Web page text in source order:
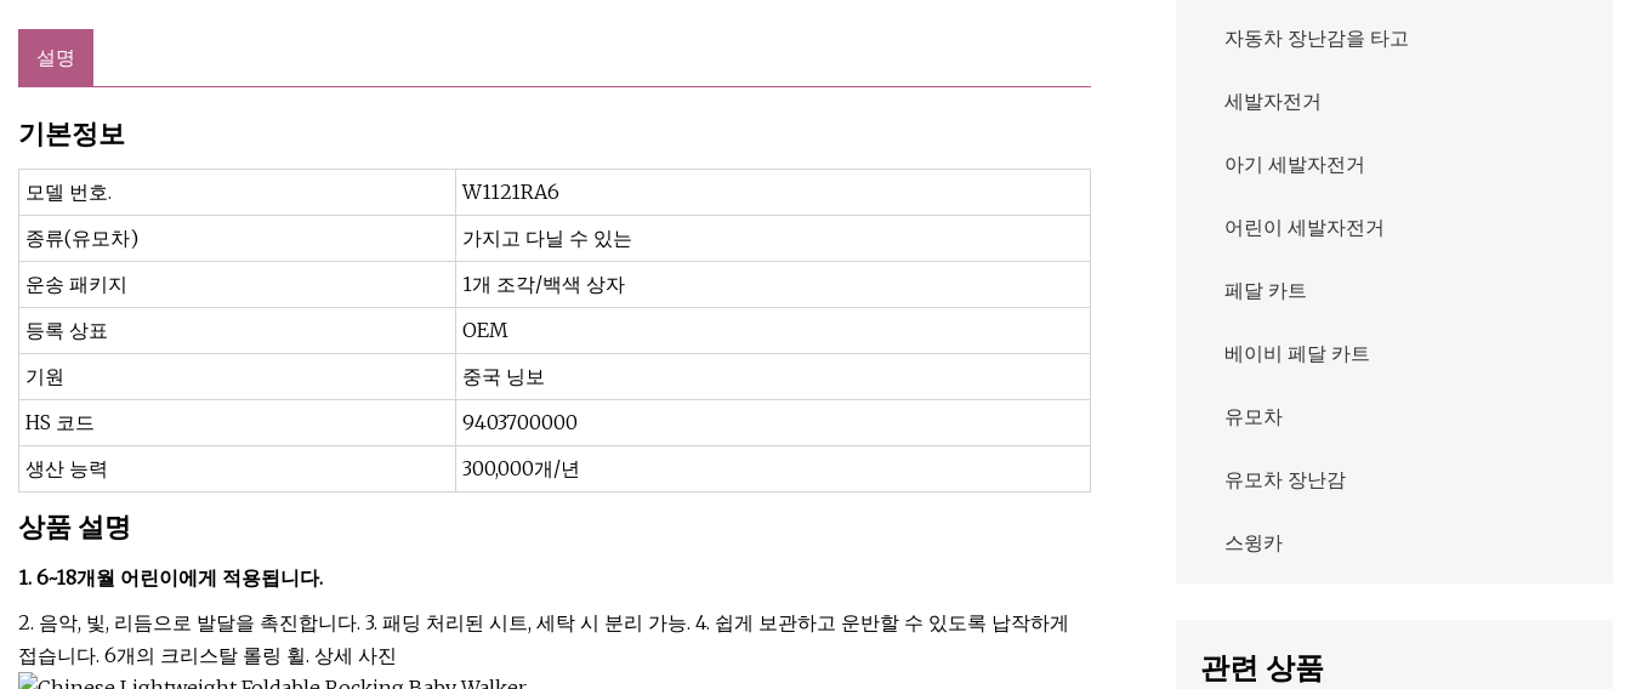
설명
기본정보
모델 번호.
W1121RA6
종류(유모차)
가지고 다닐 수 있는
운송 패키지
1개 조각/백색 상자
등록 상표
OEM
기원
중국 닝보
HS 코드
9403700000
생산 능력
300,000개/년
상품 설명
1. 6~18개월 어린이에게 적용됩니다.
2. 음악, 빛, 리듬으로 발달을 촉진합니다. 3. 패딩 처리된 시트, 세탁 시 분리 가능. 4. 쉽게 보관하고 운반할 수 있도록 납작하게
접습니다. 6개의 크리스탈 롤링 휠. 상세 사진
자동차 장난감을 타고
세발자전거
아기 세발자전거
어린이 세발자전거
페달 카트
베이비 페달 카트
유모차
유모차 장난감
스윙카
관련 상품